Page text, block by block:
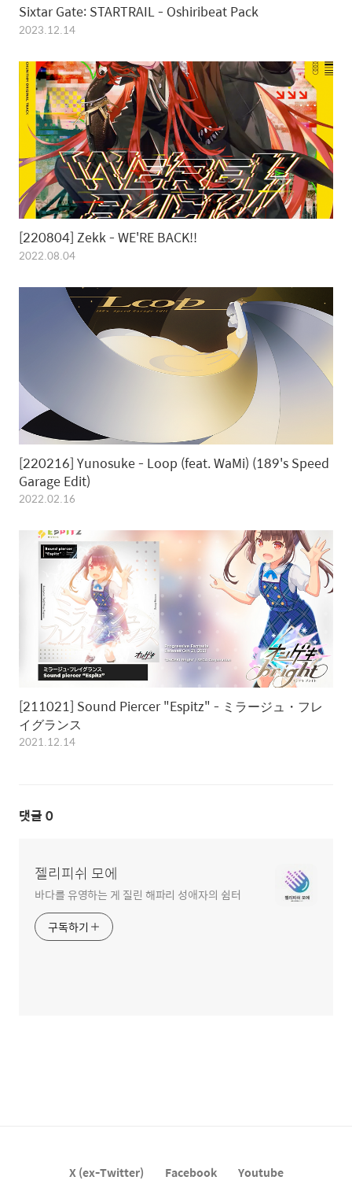
Sixtar Gate: STARTRAIL - Oshiribeat Pack
2023.12.14
[220804] Zekk - WE'RE BACK!!
2022.08.04
[220216] Yunosuke - Loop (feat. WaMi) (189's Speed
Garage Edit)
2022.02.16
[211021] Sound Piercer "Espitz" - ミラージュ・フレ
イグランス
2021.12.14
댓글 0
젤리피쉬 모에
바다를 유영하는 게 질린 해파리 성애자의 쉼터
구독하기
X (ex-Twitter) Facebook Youtube